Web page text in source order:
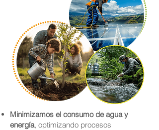
Minimizamos el consumo de agua y
energía, optimizando procesos